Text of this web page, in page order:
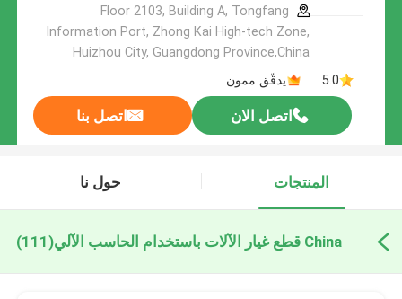
Floor 2103, Building A, Tongfang
Information Port, Zhong Kai High-tech Zone,
Huizhou City, Guangdong Province,China
5.0
يدقّق ممون
اتصل الان اتصل بنا
المنتجات حول نا
China قطع غيار الآلات باستخدام الحاسب الآلي (111)